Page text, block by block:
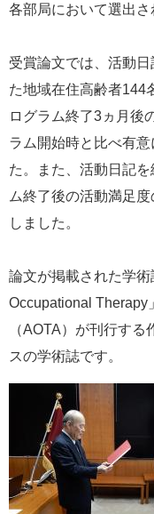
各部局において選出さ
受賞論文では、活動
た地域在住高齢者144
ログラム終了3ヵ月後
ラム開始時と比べ有
た。また、活動日記
ム終了後の活動満足
しました。
論文が掲載された学
Occupational Therapy
（AOTA）が刊行す
スの学術誌です。